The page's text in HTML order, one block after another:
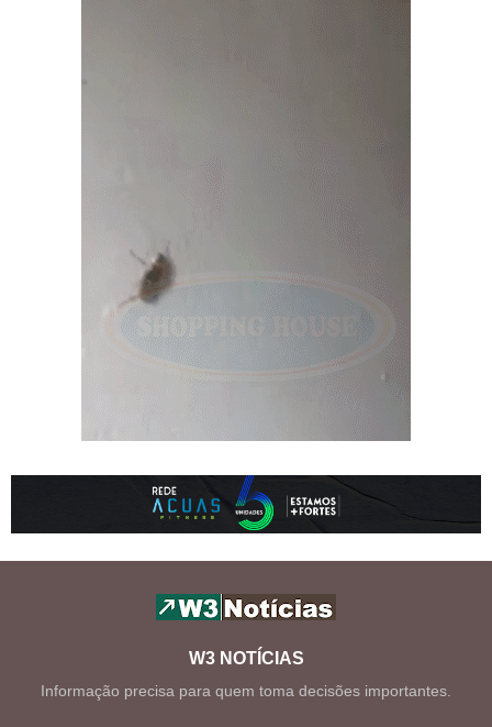
W3 NOTÍCIAS
Informação precisa para quem toma decisões importantes.